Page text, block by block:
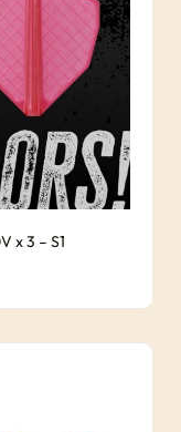
x 3 – S1